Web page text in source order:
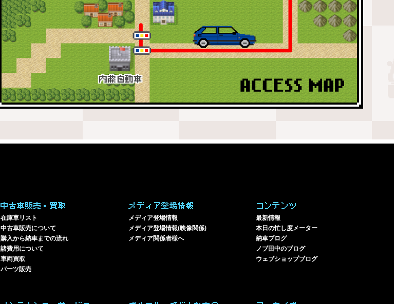
中古車販売・買取
在庫車リスト
中古車販売について
購入から納車までの流れ
諸費用について
車両買取
パーツ販売
メディア登場情報
メディア登場情報
メディア登場情報(映像関係)
メディア関係者様へ
コンテンツ
最新情報
本日の忙し度メーター
納車ブログ
ノブ田中のブログ
ウェブショップブログ